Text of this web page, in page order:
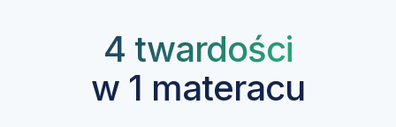
4 twardości
w 1 materacu